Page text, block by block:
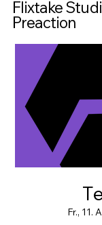
Flixtake
Preaction
Fr., 11.